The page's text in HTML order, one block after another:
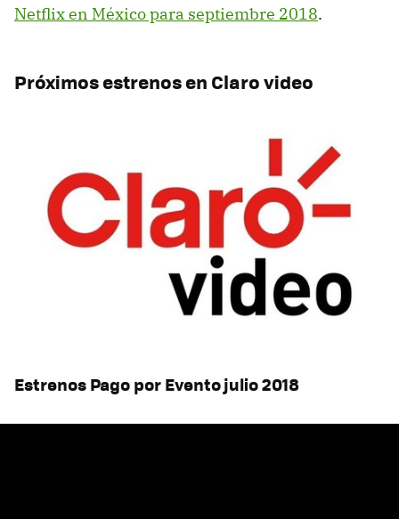
Netflix en México para septiembre 2018.
Próximos estrenos en Claro video
Estrenos Pago por Evento julio 2018